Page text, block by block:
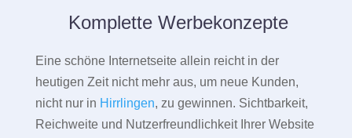
Komplette Werbekonzepte
Eine schöne Internetseite allein reicht in der
heutigen Zeit nicht mehr aus, um neue Kunden,
nicht nur in Hirrlingen, zu gewinnen. Sichtbarkeit,
Reichweite und Nutzerfreundlichkeit Ihrer Website